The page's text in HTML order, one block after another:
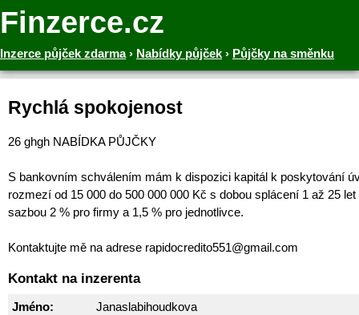
Finzerce.cz
Inzerce půjček zdarma› Nabídky půjček › Půjčky na směnku
Rychlá spokojenost
26 ghgh NABÍDKA PŮJČKY
S bankovním schválením mám k dispozici kapitál k poskytování
rozmezí od 15 000 do 500 000 000 Kč s dobou splácení 1 až 25
sazbou 2 % pro firmy a 1,5 % pro jednotlivce.
Kontaktujte mě na adrese rapidocredito551@gmail.com
Kontakt na inzerenta
Jméno:
Janaslabihoudkova